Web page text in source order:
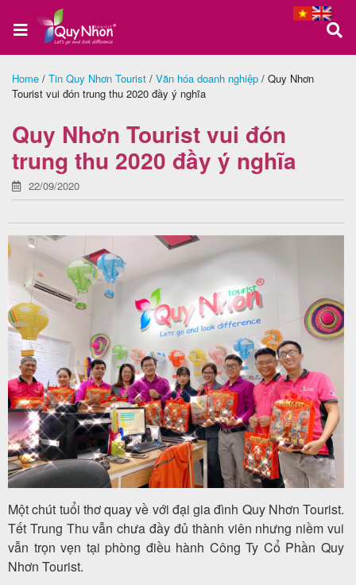
Trang
Tour
Nhơn
Tour
Phú
Yên
Tour
trong
nước
Combo
Quy
Home / Tin Quy Nhơn Tourist / Văn hóa doanh nghiệp / Quy Nhơn
Tourist vui đón trung thu 2020 đầy ý nghĩa
Quy Nhơn Tourist vui đón
trung thu 2020 đầy ý nghĩa
22/09/2020
Một chút tuổi thơ quay về với đại gia đình Quy Nhơn Tourist.
Tết Trung Thu vẫn chưa đầy đủ thành viên nhưng niềm vui
vẫn trọn vẹn tại phòng điều hành Công Ty Cổ Phần Quy
Nhơn Tourist.